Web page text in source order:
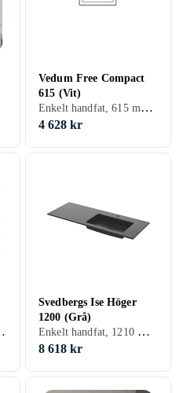
Vedum Free Compact
615 (Vit)
Enkelt handfat, 615 mm, Vit
4 628 kr
mm, Vit
Svedbergs Ise Höger
1200 (Grå)
Enkelt handfat, 1210 mm, Grå
8 618 kr